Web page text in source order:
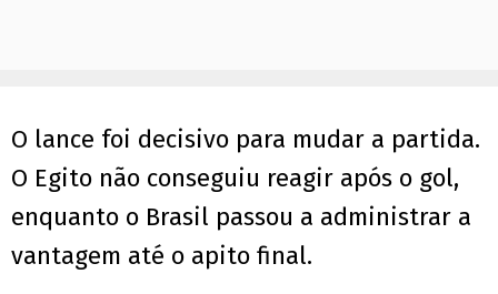
O lance foi decisivo para mudar a partida.
O Egito não conseguiu reagir após o gol,
enquanto o Brasil passou a administrar a
vantagem até o apito final.